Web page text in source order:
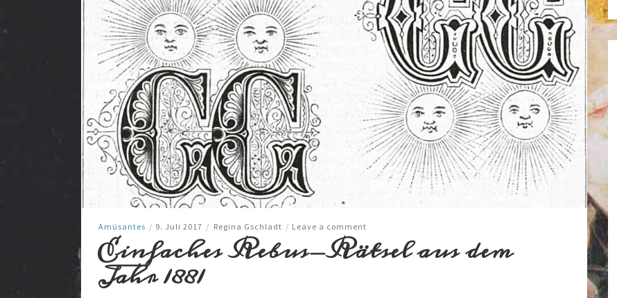
Amüsantes / 9. Juli 2017 / Regina Gschladt / Leave a comment
Einfaches Rebus-Rätsel aus dem
Jahr 1881